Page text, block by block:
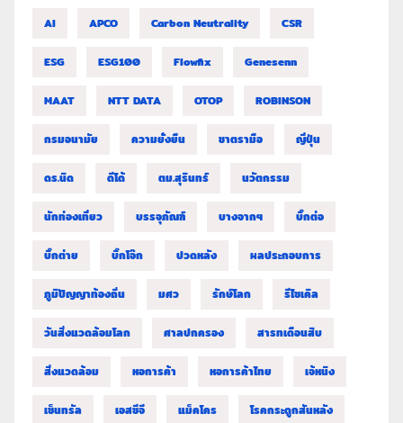
AI APCO Carbon Neutrality CSR
ESG ESG100 Flowfix Genesenn
MAAT NTT DATA OTOP ROBINSON
กรมอนามัย ความยั่งยืน ชาตรามือ ญี่ปุ่น
ดร.นิด ดีโด้ ตม.สุรินทร์ นวัตกรรม
นักท่องเที่ยว บรรจุภัณฑ์ บางจากฯ บิ๊กต่อ
บิ๊กต่าย บิ๊กโจ๊ก ปวดหลัง ผลประกอบการ
ภูมิปัญญาท้องถิ่น มศว รักษ์โลก รีไซเคิล
วันสิ่งแวดล้อมโลก ศาลปกครอง สารทเดือนสิบ
สิ่งแวดล้อม หอการค้า หอการค้าไทย เจ้หนิง
เซ็นทรัล เอสซีจี แม็คโคร โรคกระดูกสันหลัง